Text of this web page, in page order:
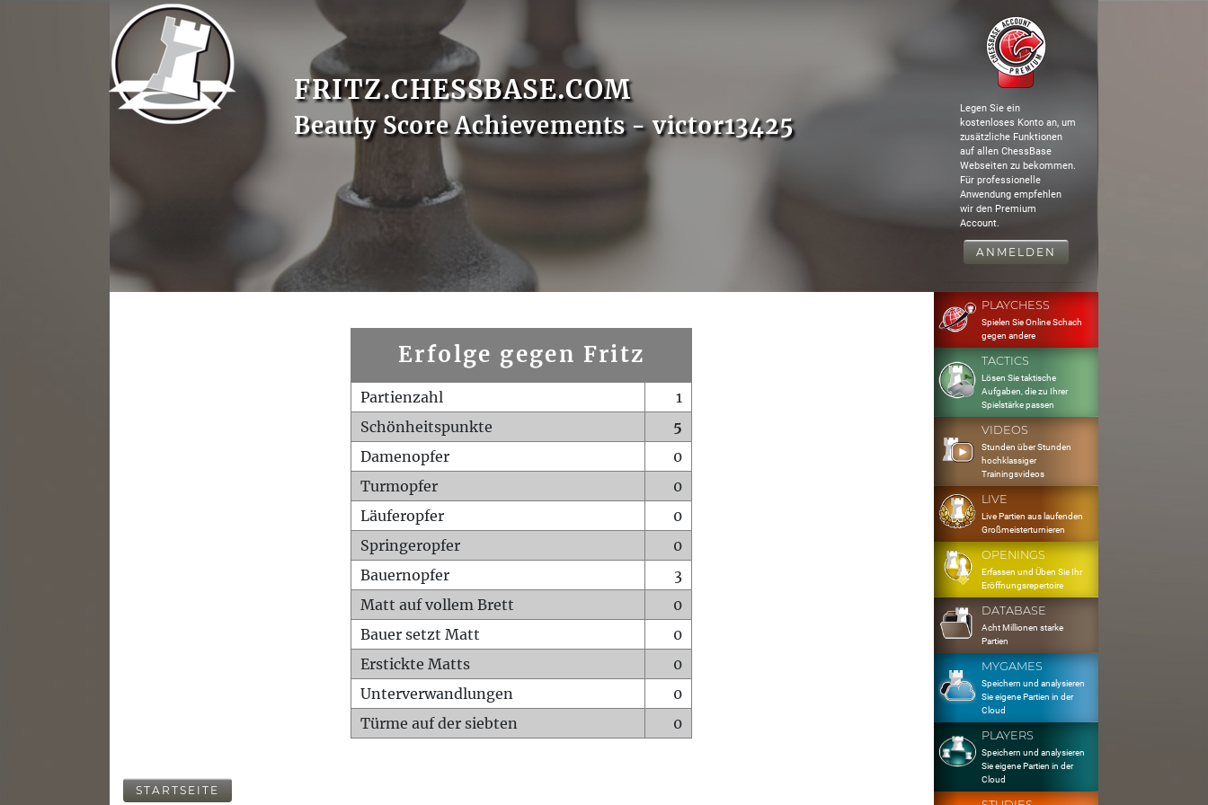
FRITZ.CHESSBASE.COM
Beauty Score Achievements - victor13425
Legen Sie ein
kostenloses Konto an, um
zusätzliche Funktionen
auf allen ChessBase
Webseiten zu bekommen.
Für professionelle
Anwendung empfehlen
wir den Premium
Account.
ANMELDEN
Erfolge gegen Fritz
Partienzahl
1
Schönheitspunkte
5
Damenopfer
0
Turmopfer
0
Läuferopfer
0
Springeropfer
0
Bauernopfer
3
Matt auf vollem Brett
0
Bauer setzt Matt
0
Erstickte Matts
0
Unterverwandlungen
0
Türme auf der siebten
0
STARTSEITE
PLAYCHESS
Spielen Sie Online Schach
gegen andere
TACTICS
Lösen Sie taktische
Aufgaben, die zu Ihrer
Spielstärke passen
VIDEOS
Stunden über Stunden
hochklassiger
Trainingsvideos
LIVE
Live Partien aus laufenden
Großmeisterturnieren
OPENINGS
Erfassen und Üben Sie Ihr
Eröffnungsrepertoire
DATABASE
Acht Millionen starke
Partien
MYGAMES
Speichern und analysieren
Sie eigene Partien in der
Cloud
PLAYERS
Speichern und analysieren
Sie eigene Partien in der
Cloud